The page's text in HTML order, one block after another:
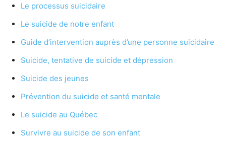
Le processus suicidaire
Le suicide de notre enfant
Guide d’intervention auprès d’une personne suicidaire
Suicide, tentative de suicide et dépression
Suicide des jeunes
Prévention du suicide et santé mentale
Le suicide au Québec
Survivre au suicide de son enfant